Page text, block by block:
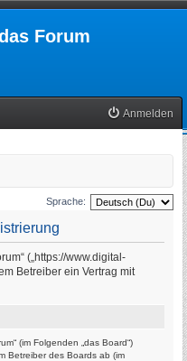
Forum
Anmelden
Sprache:
(„https://www.digital-
Betreiber ein Vertrag mit
(im Folgenden „das Board“)
Betreiber des Boards ab (im